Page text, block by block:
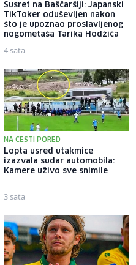
Susret na Baščaršiji: Japanski
TikToker oduševljen nakon
što je upoznao proslavljenog
nogometaša Tarika Hodžića
4 sata
NA CESTI PORED
Lopta usred utakmice
izazvala sudar automobila:
Kamere uživo sve snimile
3 sata